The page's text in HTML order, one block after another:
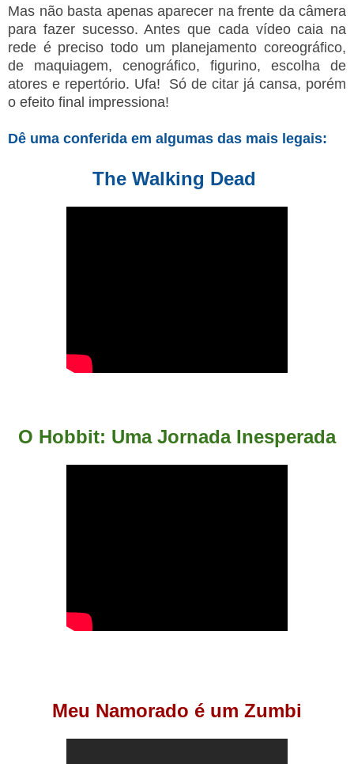
Mas não basta apenas aparecer na frente da câmera
para fazer sucesso. Antes que cada vídeo caia na
rede é preciso todo um planejamento coreográfico,
de maquiagem, cenográfico, figurino, escolha de
atores e repertório. Ufa! Só de citar já cansa, porém
o efeito final impressiona!
Dê uma conferida em algumas das mais legais:
The Walking Dead
O Hobbit: Uma Jornada Inesperada
Meu Namorado é um Zumbi